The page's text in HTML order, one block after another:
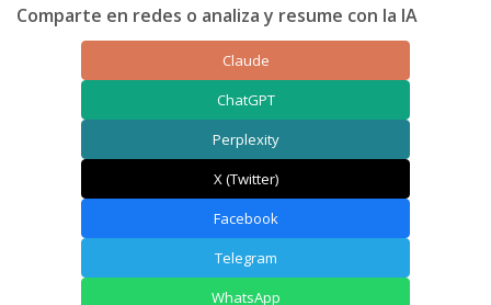
Comparte en redes o analiza y resume con la IA
Claude
ChatGPT
Perplexity
X (Twitter)
Facebook
Telegram
WhatsApp